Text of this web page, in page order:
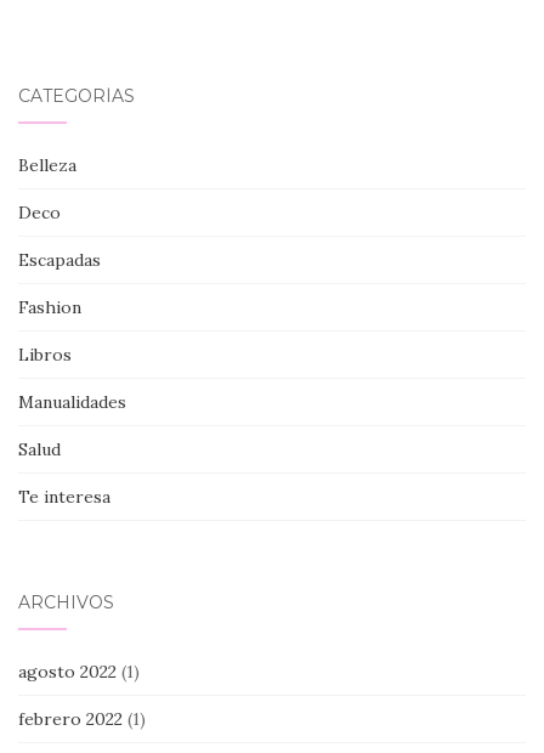
CATEGORÍAS
Belleza
Deco
Escapadas
Fashion
Libros
Manualidades
Salud
Te interesa
ARCHIVOS
agosto 2022 (1)
febrero 2022 (1)